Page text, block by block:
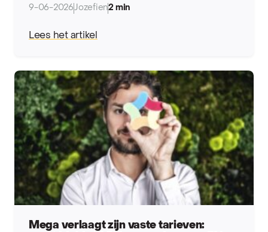
9-06-2026 Jozefien2 min
Lees het artikel
Mega verlaagt zijn vaste tarieven: